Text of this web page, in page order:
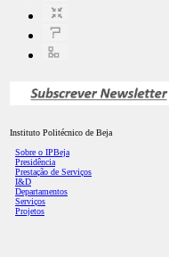
Instituto Politécnico de Beja
Sobre o IPBeja
Presidência
Prestação de Serviços
I&D
Departamentos
Serviços
Projetos